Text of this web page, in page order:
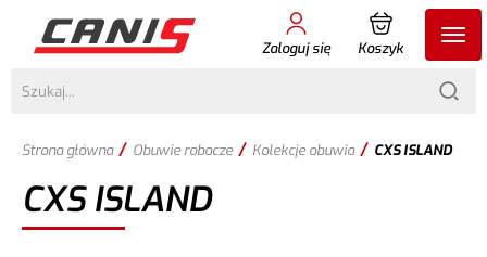
Zaloguj się Koszyk
Strona główna / Obuwie robocze / Kolekcje obuwia / CXS ISLAND
CXS ISLAND